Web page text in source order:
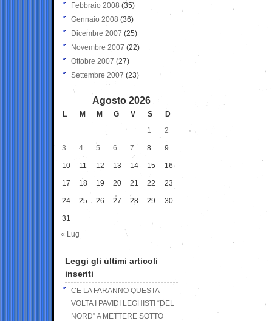
Febbraio 2008 (35)
Gennaio 2008 (36)
Dicembre 2007 (25)
Novembre 2007 (22)
Ottobre 2007 (27)
Settembre 2007 (23)
Agosto 2026
L M M G V S
D
1
2
3 4 5 6 7 8 9
10 11 12 13 14 15 16
17 18 19 20 21 22 23
24 25 26 27 28 29 30
31
« Lug
Leggi gli ultimi articoli
inseriti
CE LA FARANNO QUESTA
VOLTA I PAVIDI LEGHISTI “DEL
NORD” A METTERE SOTTO